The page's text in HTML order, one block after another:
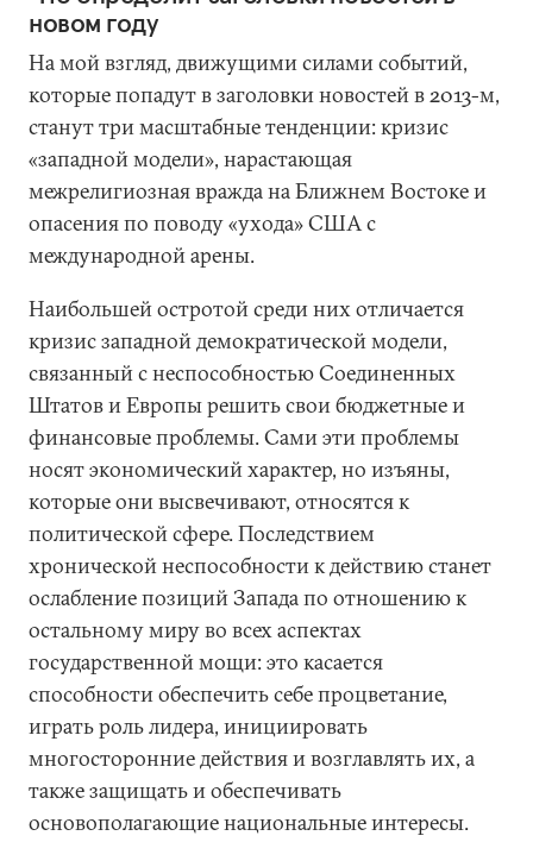
новом году
На мой взгляд, движущими силами событий,
которые попадут в заголовки новостей в 2013-м,
станут три масштабные тенденции: кризис
«западной модели», нарастающая
межрелигиозная вражда на Ближнем Востоке и
опасения по поводу «ухода» США с
международной арены.
Наибольшей остротой среди них отличается
кризис западной демократической модели,
связанный с неспособностью Соединенных
Штатов и Европы решить свои бюджетные и
финансовые проблемы. Сами эти проблемы
носят экономический характер, но изъяны,
которые они высвечивают, относятся к
политической сфере. Последствием
хронической неспособности к действию станет
ослабление позиций Запада по отношению к
остальному миру во всех аспектах
государственной мощи: это касается
способности обеспечить себе процветание,
играть роль лидера, инициировать
многосторонние действия и возглавлять их, а
также защищать и обеспечивать
основополагающие национальные интересы.